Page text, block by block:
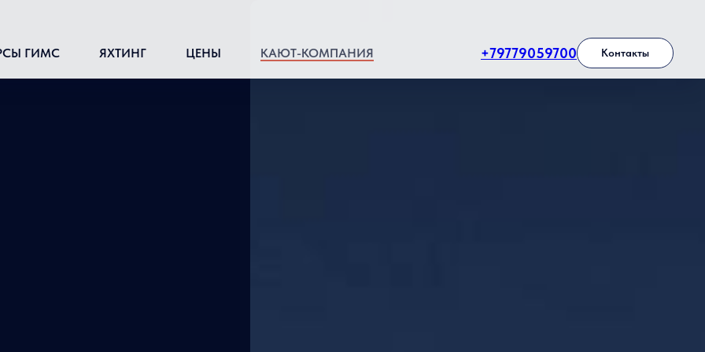
ГИМС ЯХТИНГ ЦЕНЫ КАЮТ-КОМПАНИЯ +79779059700 Контакты